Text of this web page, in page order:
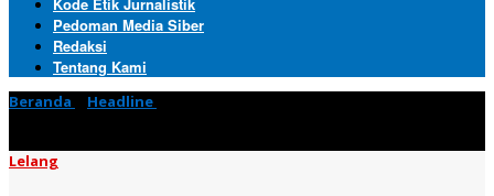
Pedoman Media Siber
Redaksi
Tentang Kami
Beranda Headline
Lelang